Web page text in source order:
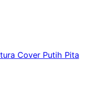
Cover Putih Pita